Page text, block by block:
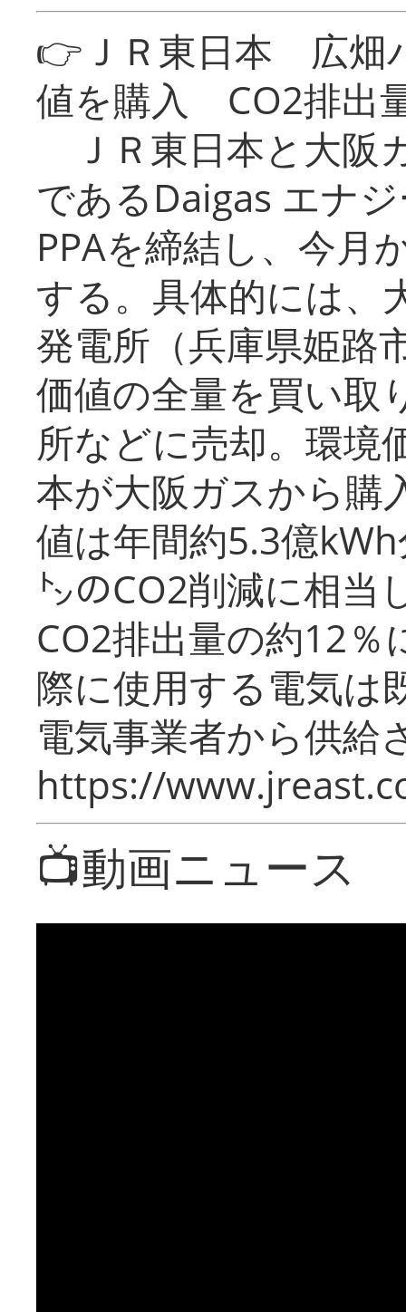
👉ＪＲ東日本 広畑
値を購入 CO2排出
ＪＲ東日本と大阪
であるDaigas エナ
PPAを締結し、今月
する。具体的には、
発電所（兵庫県姫路
価値の全量を買い取
所などに売却。環境
本が大阪ガスから購
値は年間約5.3億
㌧のCO2削減に相当
CO2排出量の約12％
際に使用する電気は
電気事業者から供給
https://
📺動画ニュース